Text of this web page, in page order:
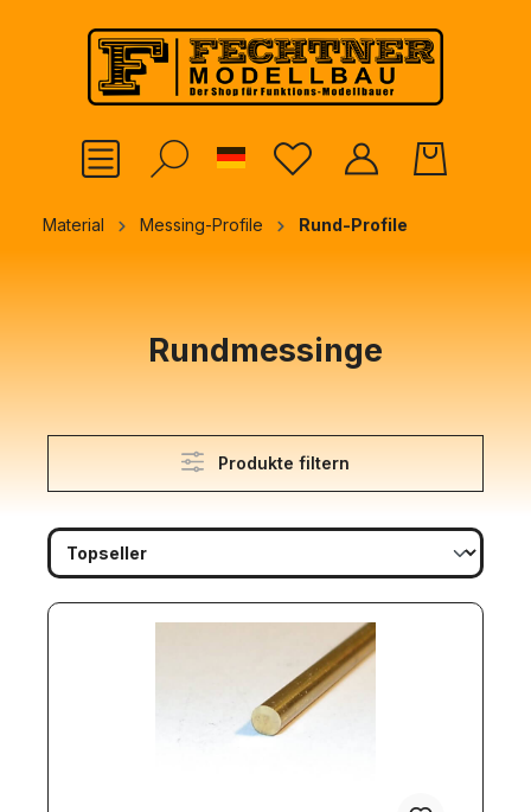
springen
German
Material Messing-Profile Rund-Profile
Rundmessinge
Produkte filtern